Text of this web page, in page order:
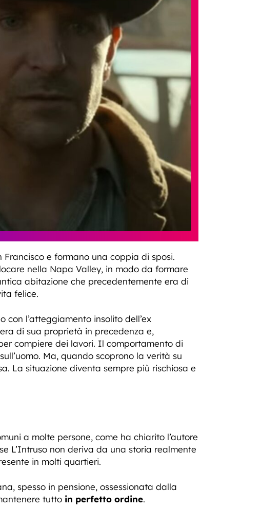
Francisco e formano una coppia di sposi.
nella Napa Valley, in modo da formare
abitazione che precedentemente era di
felice.
l’atteggiamento insolito dell’ex
di sua proprietà in precedenza e,
compiere dei lavori. Il comportamento di
Ma, quando scoprono la verità su
La situazione diventa sempre più rischiosa e
a molte persone, come ha chiarito l’autore
L’Intruso non deriva da una storia realmente
in molti quartieri.
spesso in pensione, ossessionata dalla
tutto in perfetto ordine.